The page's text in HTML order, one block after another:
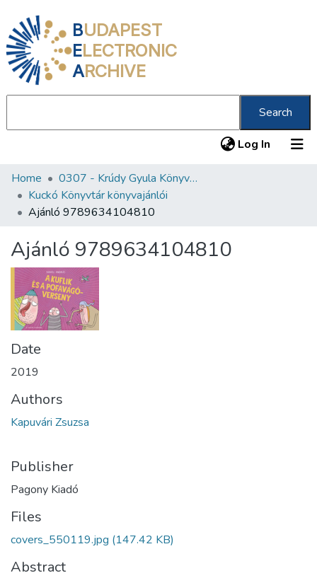
BUDAPEST
ELECTRONIC
ARCHIVE
Search
Log In (current)
Communities & Collections
All of DSpace
About us
Home
0307 - Krúdy Gyula Könyvtár
Kuckó Könyvtár könyvajánlói
Ajánló 9789634104810
Ajánló 9789634104810
Date
2019
Authors
Kapuvári Zsuzsa
Publisher
Pagony Kiadó
Files
covers_550119.jpg (147.42 KB)
Abstract